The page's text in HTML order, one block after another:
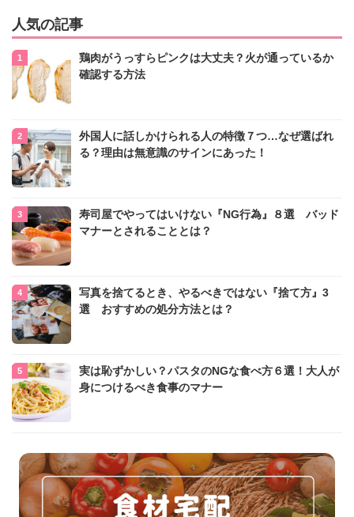
人気の記事
鶏肉がうっすらピンクは大丈夫？火が通っているか
確認する方法
外国人に話しかけられる人の特徴７つ…なぜ選ばれ
る？理由は無意識のサインにあった！
寿司屋でやってはいけない『NG行為』８選 バッド
マナーとされることとは？
写真を捨てるとき、やるべきではない『捨て方』3
選 おすすめの処分方法とは？
実は恥ずかしい？パスタのNGな食べ方６選！大人が
身につけるべき食事のマナー